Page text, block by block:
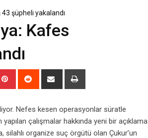
şüpheli yakalandı
Kafes
Pinterest Reddit
Share
Nefes kesen operasyonlar süratle
çalışmalar hakkında yeni bir açıklama
silahlı organize suç örgütü olan Çukur’un